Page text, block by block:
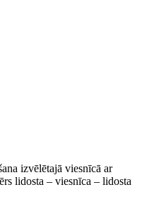
izvēlētajā viesnīcā ar
lidosta – viesnīca – lidosta